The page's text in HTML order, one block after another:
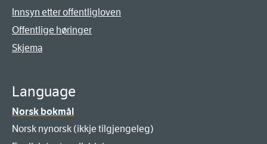
Innsyn etter offentligloven
Offentlige høringer
Skjema
Language
Norsk bokmål
Norsk nynorsk (ikkje tilgjengeleg)